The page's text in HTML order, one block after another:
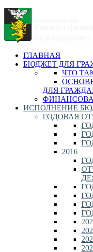
ГЛАВНАЯ
БЮДЖЕТ ДЛЯ
ЧТО
ДЛЯ
ИСПОЛНЕНИЕ
ГОДОВАЯ
2016